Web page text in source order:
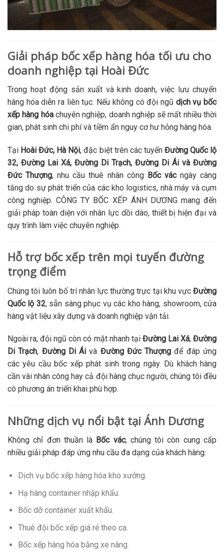
Giải pháp bốc xếp hàng hóa tối ưu cho
doanh nghiệp tại Hoài Đức
Trong hoạt động sản xuất và kinh doanh, việc lưu chuyển
hàng hóa diễn ra liên tục. Nếu không có đội ngũ dịch vụ bốc
xếp hàng hóachuyên nghiệp, doanh nghiệp sẽ mất nhiều thời
gian, phát sinh chi phí và tiềm ẩn nguy cơ hư hỏng hàng hóa.
Tại Hoài Đức, Hà Nội, đặc biệt trên các tuyến Đường Quốc lộ
32, Đường Lai Xá, Đường Di Trạch, Đường Di Ái và Đường
Đức Thượng, nhu cầu thuê nhân công Bốc vácngày càng
tăng do sự phát triển của các kho logistics, nhà máy và cụm
công nghiệp. CÔNG TY BỐC XẾP ÁNH DƯƠNG mang đến
giải pháp toàn diện với nhân lực dồi dào, thiết bị hiện đại và
quy trình làm việc chuyên nghiệp.
Hỗ trợ bốc xếp trên mọi tuyến đường
trọng điểm
Chúng tôi luôn bố trí nhân lực thường trực tại khu vực Đường
Quốc lộ 32, sẵn sàng phục vụ các kho hàng, showroom, cửa
hàng vật liệu xây dựng và doanh nghiệp vận tải.
Ngoài ra, đội ngũ còn có mặt nhanh tại Đường Lai Xá,Đường
Di Trạch, Đường Di Ái và Đường Đức Thượng để đáp ứng
các yêu cầu bốc xếp phát sinh trong ngày. Dù khách hàng
cần vài nhân công hay cả đội hàng chục người, chúng tôi đều
có phương án triển khai phù hợp.
Những dịch vụ nổi bật tại Ánh Dương
Không chỉ đơn thuần là Bốc vác, chúng tôi còn cung cấp
nhiều giải pháp đáp ứng nhu cầu đa dạng của khách hàng:
Dịch vụ bốc xếp hàng hóa kho xưởng.
Hạ hàng container nhập khẩu.
Bốc dỡ container xuất khẩu.
Thuê đội bốc xếp giá rẻ theo ca.
Bốc xếp hàng hóa bằng xe nâng.